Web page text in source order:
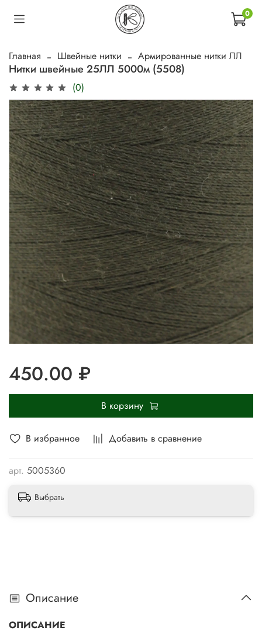
0
Главная Швейные нитки Армированные нитки ЛЛ
Нитки швейные 25ЛЛ 5000м (5508)
(0)
В избранное Добавить в сравнение
арт. 5005360
450.00 ₽
В корзину
Выбрать
Описание
ОПИСАНИЕ